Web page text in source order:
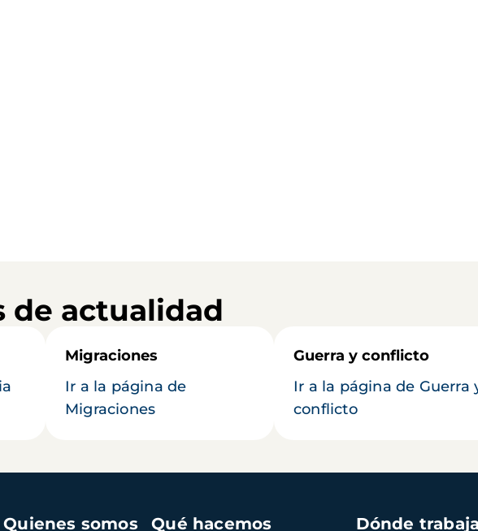
de actualidad
Migraciones
Ir a la página de
Migraciones
Guerra y conflicto
Ir a la página de Guerra
conflicto
Quienes somos Qué hacemos Dónde